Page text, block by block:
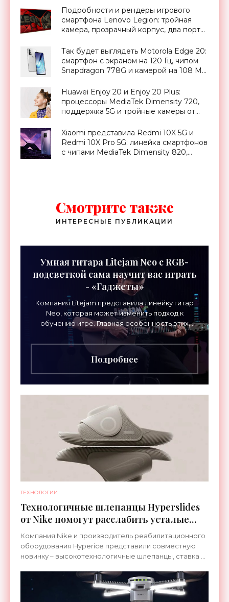
Подробности и рендеры игрового
смартфона Lenovo Legion: тройная
камера, прозрачный корпус, два порта
«Смартфоны»
Так будет выглядеть Motorola Edge 20:
смартфон с экраном на 120 Гц, чипом
Snapdragon 778G и камерой на 108 МП
Huawei Enjoy 20 и Enjoy 20 Plus:
процессоры MediaTek Dimensity 720,
поддержка 5G и тройные камеры от
Xiaomi представила Redmi 10X 5G и
Redmi 10X Pro 5G: линейка смартфонов
с чипами MediaTek Dimensity 820,
Смотрите также
ИНТЕРЕСНЫЕ ПУБЛИКАЦИИ
Умная гитара Litejam Neo с RGB-
подсветкой сама научит вас играть
- «Гаджеты»
Компания Litejam представила линейку гитар
Neo, которая может изменить подход к
обучению игре. Главная особенность этих
инструментов – встроенная RGB-подсветка
грифа. Светодиоды
Подробнее
ТЕХНОЛОГИИ
Технологичные шлепанцы Hyperslides
от Nike помогут расслабить усталые
ноги после тренировки - «Гаджеты»
Компания Nike и производитель реабилитационного
оборудования Hyperice представили совместную
новинку – высокотехнологичные шлепанцы, ставка в